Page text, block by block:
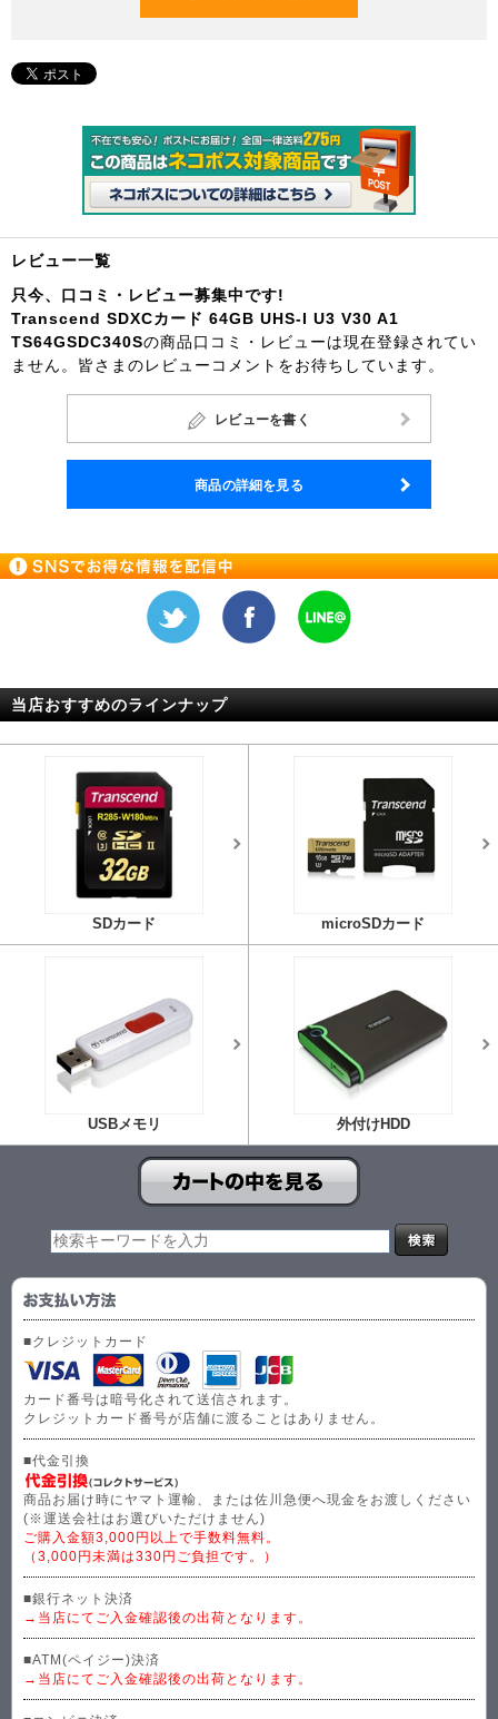
レビュー一覧
只今、口コミ・レビュー募集中です!
Transcend SDXCカード 64GB UHS-I U3 V30 A1
TS64GSDC340Sの商品口コミ・レビューは現在登録されてい
ません。皆さまのレビューコメントをお待ちしています。
レビューを書く
商品の詳細を見る
当店おすすめのラインナップ
SDカード microSDカード
USBメモリ 外付けHDD
■クレジットカード
カード番号は暗号化されて送信されます。
クレジットカード番号が店舗に渡ることはありません。
■代金引換
商品お届け時にヤマト運輸、または佐川急便へ現金をお渡しください
(※運送会社はお選びいただけません)
ご購入金額3,000円以上で手数料無料。
（3,000円未満は330円ご負担です。）
■銀行ネット決済
→当店にてご入金確認後の出荷となります。
■ATM(ペイジー)決済
→当店にてご入金確認後の出荷となります。